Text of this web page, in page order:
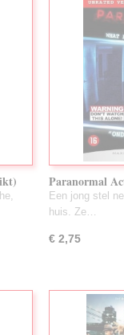
Paranormal
Een jong stel
huis. Ze…
€ 2,75